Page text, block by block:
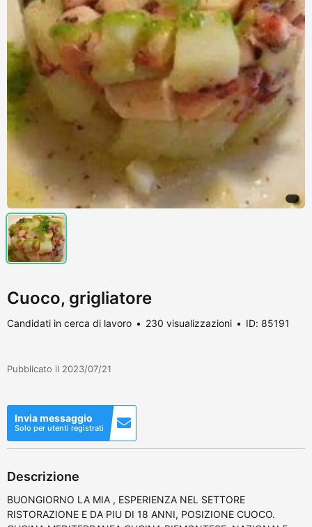
Cuoco, grigliatore
Candidati in cerca di lavoro 230 visualizzazioni ID: 85191
Pubblicato il 2023/07/21
Invia messaggio
Solo per utenti registrati
Descrizione
BUONGIORNO LA MIA , ESPERIENZA NEL SETTORE
RISTORAZIONE E DA PIU DI 18 ANNI, POSIZIONE CUOCO.